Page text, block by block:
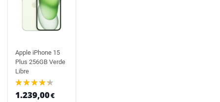
Apple iPhone 15
Plus 256GB Verde
Libre
1.239,00€